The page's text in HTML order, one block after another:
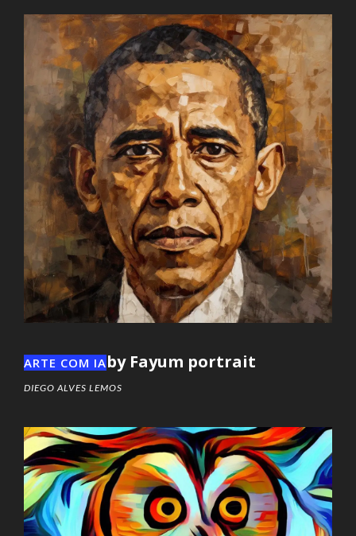
ARTE COM IAby Fayum portrait
DIEGO ALVES LEMOS